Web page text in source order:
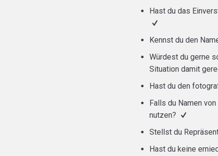
Hast du das
Kennst du den
Würdest du gerne
Situation damit
Hast du den
Falls du Namen
nutzen?
Stellst du
Hast du keine